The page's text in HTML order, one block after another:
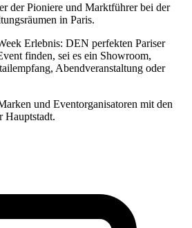
der Pioniere und Marktführer bei der
in Paris.
Erlebnis: DEN perfekten Pariser
finden, sei es ein Showroom,
Abendveranstaltung oder
und Eventorganisatoren mit den
Hauptstadt.